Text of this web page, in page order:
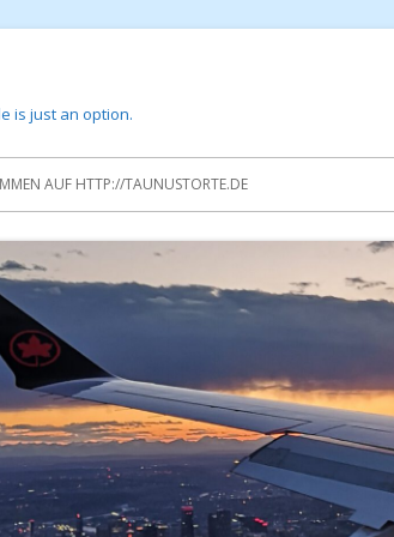
is just an option.
AUF HTTP://TAUNUSTORTE.DE